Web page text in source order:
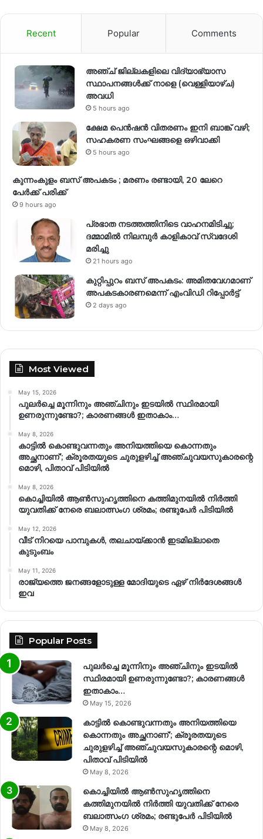
Recent Popular Comments
അഞ്ച് ജില്ലകളിലെ വിദ്യാഭ്യാസ
സ്ഥാപനങ്ങൾക്ക് നാളെ (വെള്ളിയാഴ്ച)
അവധി
5 hours ago
ക്ഷേമ പെൻഷൻ വിതരണം ഇനി ബാങ്ക് വഴി;
സഹകരണ സംഘങ്ങളെ ഒഴിവാക്കി
5 hours ago
കുന്നംകുളം ബസ് അപകടം ; മരണം രണ്ടായി, 20 ലേറെ
പേർക്ക് പരിക്ക്
9 hours ago
പ്രഭാത നടത്തത്തിനിടെ വാഹനമിടിച്ചു;
ദമ്മാമിൽ നിലമ്പുർ കാളികാവ് സ്വദേശി
മരിച്ചു
21 hours ago
കുറ്റിപ്പുറം ബസ് അപകടം: അമിതവേഗമാണ്
അപകടകാരണമെന്ന് എംവിഡി റിപ്പോർട്ട്
2 days ago
Most Viewed
May 15, 2026
പുലർച്ചെ മൂന്നിനും അഞ്ചിനും ഇടയിൽ സ്ഥിരമായി
ഉണരുന്നുണ്ടോ?; കാരണങ്ങള്‍ ഇതാകാം…
May 8, 2026
കാട്ടിൽ കൊണ്ടുവന്നതും അനിയത്തിയെ കൊന്നതും
അച്ഛനാണ്’; ക്രൂരതയുടെ ചുരുളഴിച്ച് അഞ്ചുവയസുകാരന്റെ
മൊഴി, പിതാവ് പിടിയിൽ
May 8, 2026
കൊച്ചിയിൽ ആൺസുഹൃത്തിനെ കത്തിമുനയിൽ നിർത്തി
യുവതിക്ക് നേരെ ബലാത്സംഗ​ ശ്രമം; രണ്ടുപേർ പിടിയിൽ
May 12, 2026
വീട് നിറയെ പാമ്പുകൾ, തലചായ്ക്കാൻ ഇടമില്ലാതെ
കുടുംബം
May 11, 2026
രാജ്യത്തെ ജനങ്ങളോടുള്ള മോദിയുടെ ഏഴ് നിര്‍ദേശങ്ങള്‍
ഇവ
Popular Posts
പുലർച്ചെ മൂന്നിനും അഞ്ചിനും ഇടയിൽ
സ്ഥിരമായി ഉണരുന്നുണ്ടോ?; കാരണങ്ങള്‍
ഇതാകാം…
May 15, 2026
കാട്ടിൽ കൊണ്ടുവന്നതും അനിയത്തിയെ
കൊന്നതും അച്ഛനാണ്’; ക്രൂരതയുടെ
ചുരുളഴിച്ച് അഞ്ചുവയസുകാരന്റെ മൊഴി,
പിതാവ് പിടിയിൽ
May 8, 2026
കൊച്ചിയിൽ ആൺസുഹൃത്തിനെ
കത്തിമുനയിൽ നിർത്തി യുവതിക്ക് നേരെ
ബലാത്സംഗ​ ശ്രമം; രണ്ടുപേർ പിടിയിൽ
May 8, 2026